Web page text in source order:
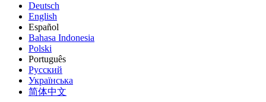
Deutsch
English
Español
Bahasa Indonesia
Polski
Português
Русский
Українська
简体中文